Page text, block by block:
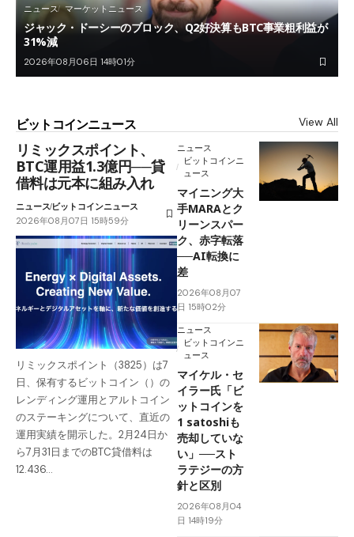
ニュース マーケットニュース
ジャック・ドーシーのブロック、Q2好決算もBTC事業粗利益が
31%減
2026年08月06日 14時01分
ビットコインニュース View All
リミックスポイント、
BTC運用益1.3億円──貸
借料は元本に組み入れ
ニュースビットコインニュース
2026年08月07日 15時59分
リミックスポイント（3825）は7
日、保有するビットコイン（）の
レンディング運用とアルトコイン
のステーキングについて、直近の
運用実績を開示した。2月24日か
ら7月31日までのBTC貸借料は
12.436…
ニュース
ビットコインニ
ュース
マイニング大
手MARAとク
リーンスパー
ク、赤字転落
──AI転換に
差
2026年08月07
日 15時02分
ニュース
ビットコインニ
ュース
マイケル・セ
イラー氏「ビ
ットコインを
1 satoshiも
売却していな
い」──スト
ラテジーの方
針と区別
2026年08月04
日 14時19分